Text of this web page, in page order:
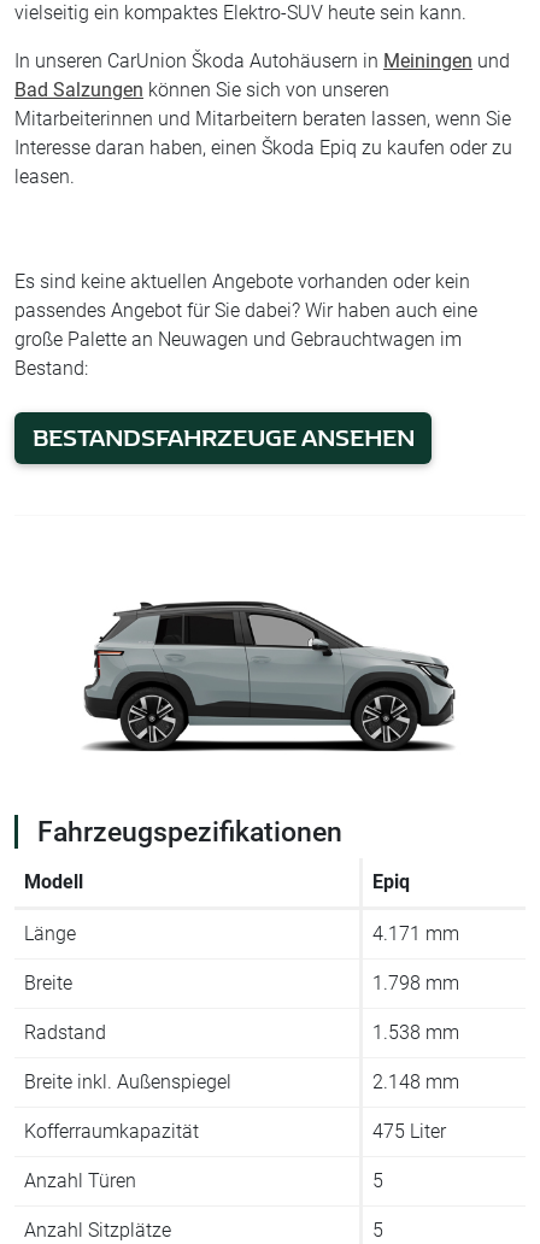
vielseitig ein kompaktes Elektro-SUV heute sein kann.
In unseren CarUnion Škoda Autohäusern in Meiningen und
Bad Salzungen können Sie sich von unseren
Mitarbeiterinnen und Mitarbeitern beraten lassen, wenn Sie
Interesse daran haben, einen Škoda Epiq zu kaufen oder zu
leasen.
Es sind keine aktuellen Angebote vorhanden oder kein
passendes Angebot für Sie dabei? Wir haben auch eine
große Palette an Neuwagen und Gebrauchtwagen im
Bestand:
BESTANDSFAHRZEUGE ANSEHEN
Fahrzeugspezifikationen
Modell Epiq
Länge 4.171 mm
Breite 1.798 mm
Radstand 1.538 mm
Breite inkl. Außenspiegel 2.148 mm
Kofferraumkapazität 475 Liter
Anzahl Türen 5
Anzahl Sitzplätze 5